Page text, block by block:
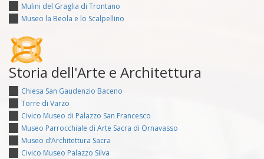
Mulini del Graglia di Trontano
Museo la Beola e lo Scalpellino
Storia dell'Arte e Architettura
Chiesa San Gaudenzio Baceno
Torre di Varzo
Civico Museo di Palazzo San Francesco
Museo Parrocchiale di Arte Sacra di Ornavasso
Museo d’Architettura Sacra
Civico Museo Palazzo Silva